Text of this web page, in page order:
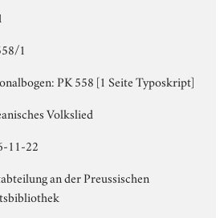
1
PK 558 [1 Seite Typoskript]
Volkslied
11-22
an der Preussischen